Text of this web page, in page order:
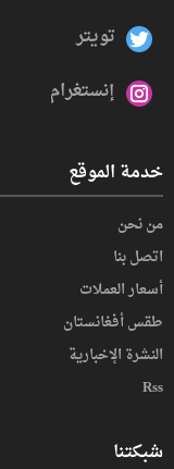
تويتر
إنستغرام
خدمة الموقع
من نحن
اتصل بنا
أسعار العملات
طقس أفغانستان
النشرة الإخبارية
Rss
شبكتنا